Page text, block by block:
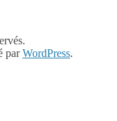
parWordPress.